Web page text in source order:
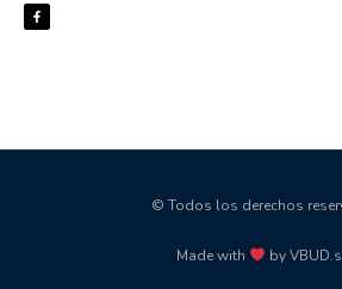
© Todos los derechos
Made with by